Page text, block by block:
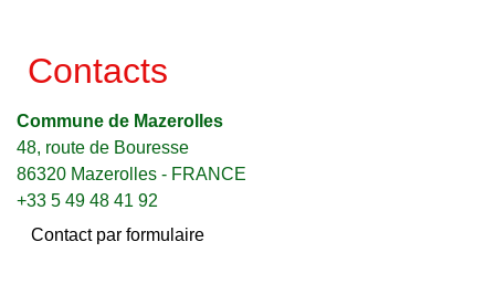
Contacts
Commune de Mazerolles
48, route de Bouresse
86320 Mazerolles - FRANCE
+33 5 49 48 41 92
Contact par formulaire